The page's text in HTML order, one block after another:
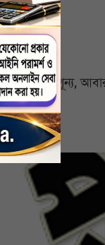
গ্রাম পুরুষ শূন্য,